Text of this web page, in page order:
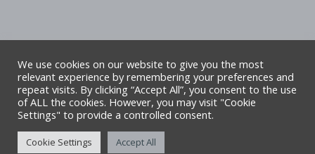
Hawlfraint Cyngor Sir Ddinbych. Cedwir
pob hawl. Safle gan TA6
We use cookies on our website to give you the most
relevant experience by remembering your preferences and
repeat visits. By clicking “Accept All”, you consent to the use
of ALL the cookies. However, you may visit "Cookie
Settings" to provide a controlled consent.
Cookie Settings Accept All